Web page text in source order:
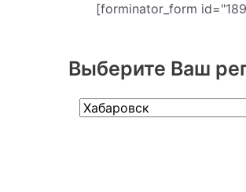
[forminator_form
Выберите Ваш